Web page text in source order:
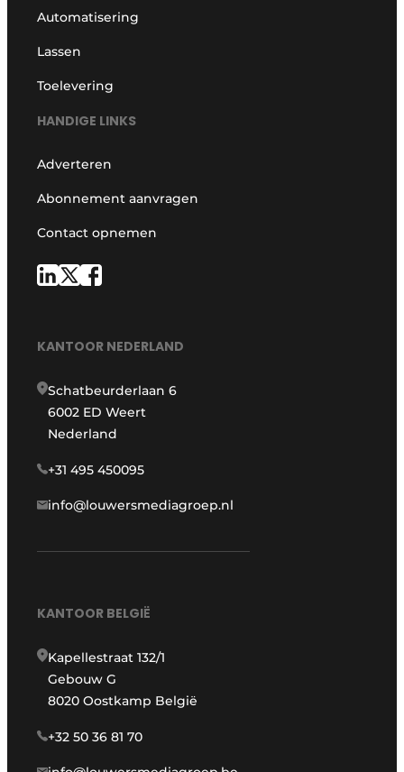
Automatisering
Lassen
Toelevering
HANDIGE LINKS
Adverteren
Abonnement aanvragen
Contact opnemen
KANTOOR NEDERLAND
Schatbeurderlaan 6
6002 ED Weert
Nederland
+31 495 450095
info@louwersmediagroep.nl
KANTOOR BELGIË
Kapellestraat 132/1
Gebouw G
8020 Oostkamp België
+32 50 36 81 70